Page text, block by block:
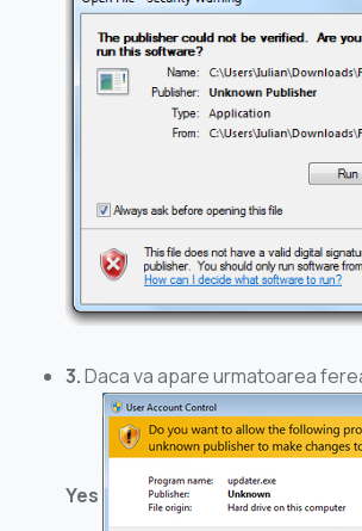
3.Daca va apare urmatoarea
Yes